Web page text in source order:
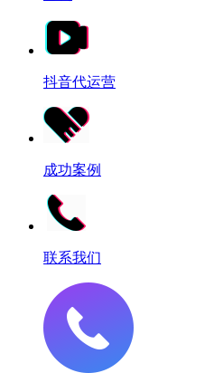
抖音代运营
成功案例
联系我们